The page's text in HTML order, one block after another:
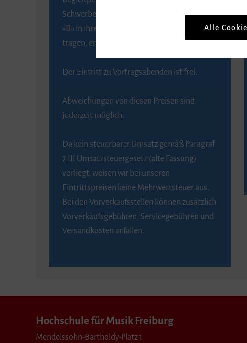
Schwerbehinderung, die das Merkzeichen
»B« in ihrem Schwerbehindertenausweis
tragen, erhalten eine Freikarte.
Der Eintritt zu Vortragsabenden ist frei.
Abweichungen von diesen Preisen sind
jederzeit möglich.
Da kein steuerbarer Umsatz gemäß Paragraf
2 III Umsatzsteuergesetz (alte Fassung)
vorliegt, weisen wir bei unseren
Eintrittspreisen keine Mehrwertsteuer aus.
Bei den Vorverkaufsstellen können zusätzlich
Vorverkaufsgebühren, Servicegebühren und
Versandkosten anfallen.
Hochschule für Musik Freiburg
Mendelssohn-Bartholdy-Platz 1
Alle